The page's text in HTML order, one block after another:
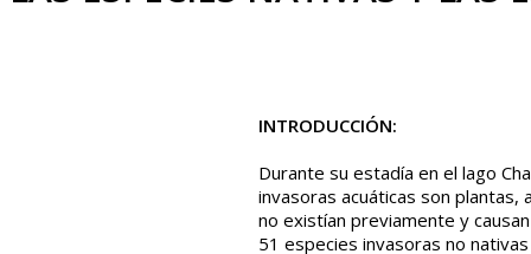
INTRODUCCIÓN:
Durante su estadía en el lago
invasoras acuáticas son
no existían previamente y
51 especies invasoras no